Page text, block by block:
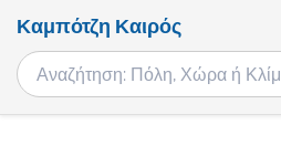
Καμπότζη Καιρός